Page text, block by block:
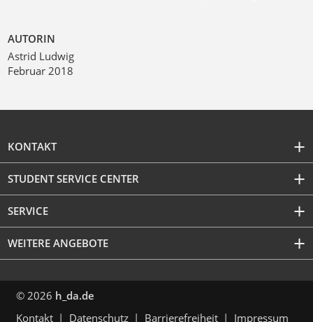
AUTORIN
Astrid Ludwig
Februar 2018
KONTAKT
STUDENT SERVICE CENTER
SERVICE
WEITERE ANGEBOTE
© 2026 h_da.de
Kontakt
Datenschutz Barrierefreiheit Impressum